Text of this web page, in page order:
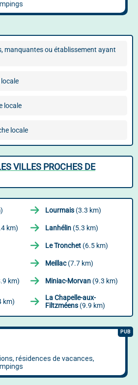
manquantes ou établissement ayant
locale
locale
VILLES PROCHES DE
Lourmais (3.3 km)
km) Lanhélin (5.3 km)
Le Tronchet (6.5 km)
Meillac(7.7 km)
km) Miniac-Morvan (9.3 km)
km)
La Chapelle-aux-
Filtzméens (9.9 km)